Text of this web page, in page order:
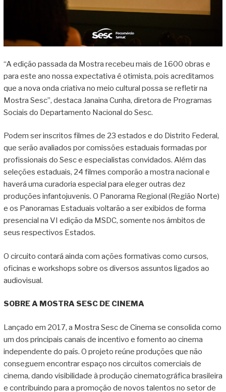
“A edição passada da Mostra recebeu mais de 1600 obras e
para este ano nossa expectativa é otimista, pois acreditamos
que a nova onda criativa no meio cultural possa se refletir na
Mostra Sesc”, destaca Janaina Cunha, diretora de Programas
Sociais do Departamento Nacional do Sesc.
Podem ser inscritos filmes de 23 estados e do Distrito Federal,
que serão avaliados por comissões estaduais formadas por
profissionais do Sesc e especialistas convidados. Além das
seleções estaduais, 24 filmes comporão a mostra nacional e
haverá uma curadoria especial para eleger outras dez
produções infantojuvenis. O Panorama Regional (Região Norte)
e os Panoramas Estaduais voltarão a ser exibidos de forma
presencial na VI edição da MSDC, somente nos âmbitos de
seus respectivos Estados.
O circuito contará ainda com ações formativas como cursos,
oficinas e workshops sobre os diversos assuntos ligados ao
audiovisual.
SOBRE A MOSTRA SESC DE CINEMA
Lançado em 2017, a Mostra Sesc de Cinema se consolida como
um dos principais canais de incentivo e fomento ao cinema
independente do país. O projeto reúne produções que não
conseguem encontrar espaço nos circuitos comerciais de
cinema, dando visibilidade à produção cinematográfica brasileira
e contribuindo para a promoção de novos talentos no setor de